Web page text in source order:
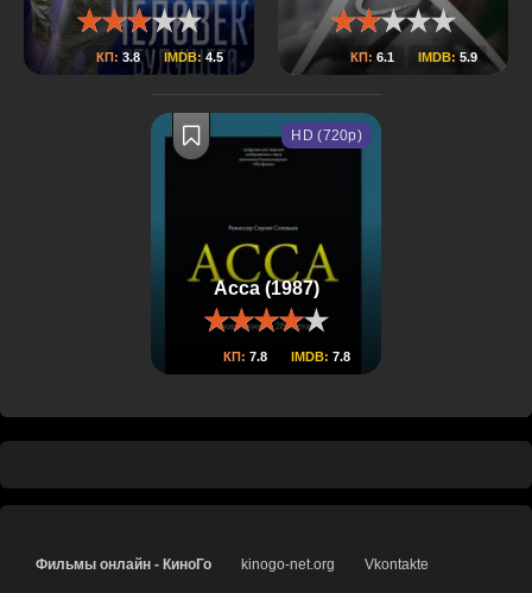
КП: 3.8 IMDB: 4.5 КП: 6.1 IMDB: 5.9
Асса (1987)
КП: 7.8 IMDB: 7.8
HD (720p)
Фильмы онлайн - КиноГо kinogo-net.org Vkontakte